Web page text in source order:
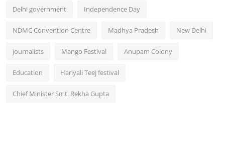
Delhi government Independence Day
NDMC Convention Centre Madhya Pradesh New Delhi
journalists Mango Festival Anupam Colony
Education Hariyali Teej festival
Chief Minister Smt. Rekha Gupta